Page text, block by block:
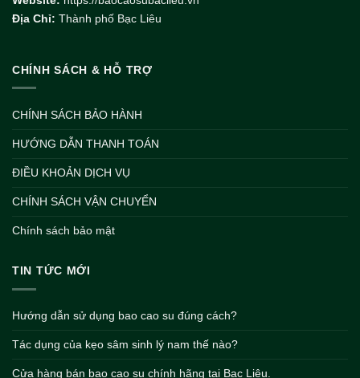
Địa Chỉ: Thành phố Bạc Liêu
CHÍNH SÁCH & HỖ TRỢ
CHÍNH SÁCH BẢO HÀNH
HƯỚNG DẪN THANH TOÁN
ĐIỀU KHOẢN DỊCH VỤ
CHÍNH SÁCH VẬN CHUYỂN
Chính sách bảo mật
TIN TỨC MỚI
Hướng dẫn sử dụng bao cao su đúng cách?
Tác dụng của kẹo sâm sinh lý nam thế nào?
Cửa hàng bán bao cao su chính hãng tại Bạc Liêu.